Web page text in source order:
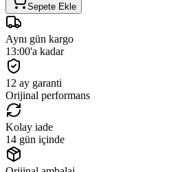
Sepete Ekle
Aynı gün kargo
13:00'a kadar
12 ay garanti
Orijinal performans
Kolay iade
14 gün içinde